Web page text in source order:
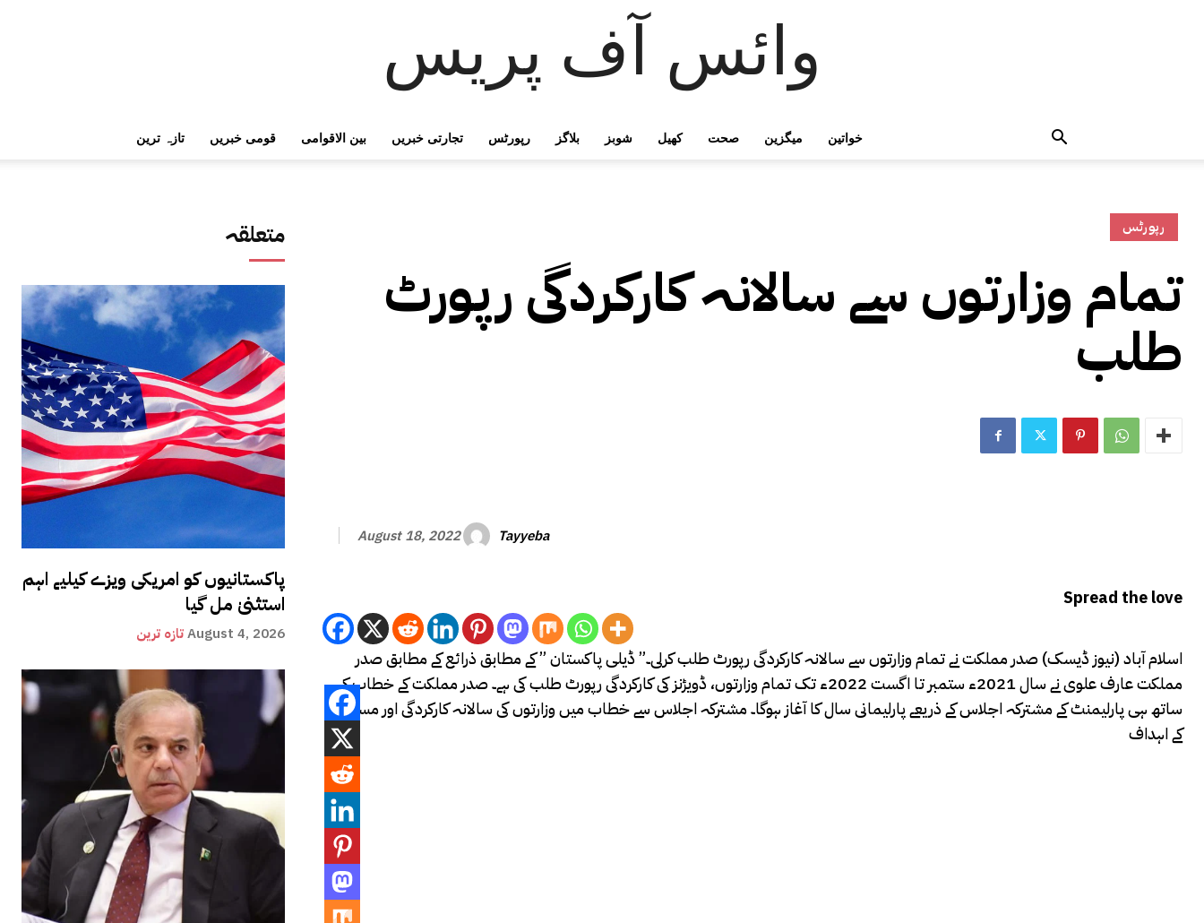
وائس آف پریس
تازہ ترین قومی خبریں بین الاقوامی تجارتی خبریں رپورٹس بلاگز شوبز کھیل صحت میگزین خواتین
متعلقہ
پاکستانیوں کو امریکی ویزے کیلیے اہم
استثنیٰ مل گیا
تازہ ترینAugust 4, 2026
رپورٹس
تمام وزارتوں سے سالانہ کارکردگی رپورٹ
طلب
August 18, 2022 Tayyeba
Spread the love
اسلام آباد (نیوز ڈیسک) صدر مملکت نے تمام وزارتوں سے سالانہ کارکردگی رپورٹ طلب کرلی۔” ڈیلی پاکستان ” کے مطابق ذرائع کے مطابق صدر
مملکت عارف علوی نے سال 2021ء ستمبر تا اگست 2022ء تک تمام وزارتوں، ڈویڑنز کی کارکردگی رپورٹ طلب کی ہے۔ صدر مملکت کے خطاب کے
ساتھ ہی پارلیمنٹ کے مشترکہ اجلاس کے ذریعے پارلیمانی سال کا آغاز ہوگا۔ مشترکہ اجلاس سے خطاب میں وزارتوں کی سالانہ کارکردگی اور مستقبل
کے اہداف